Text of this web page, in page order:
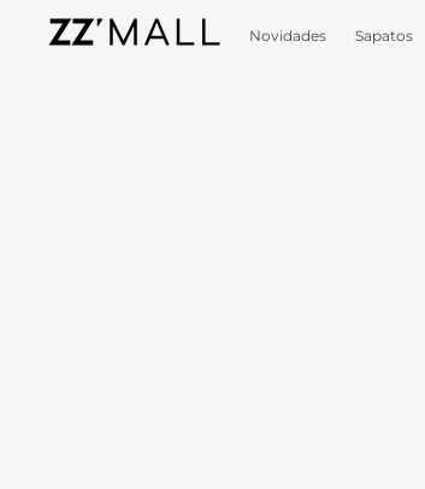
Novidades Sapatos